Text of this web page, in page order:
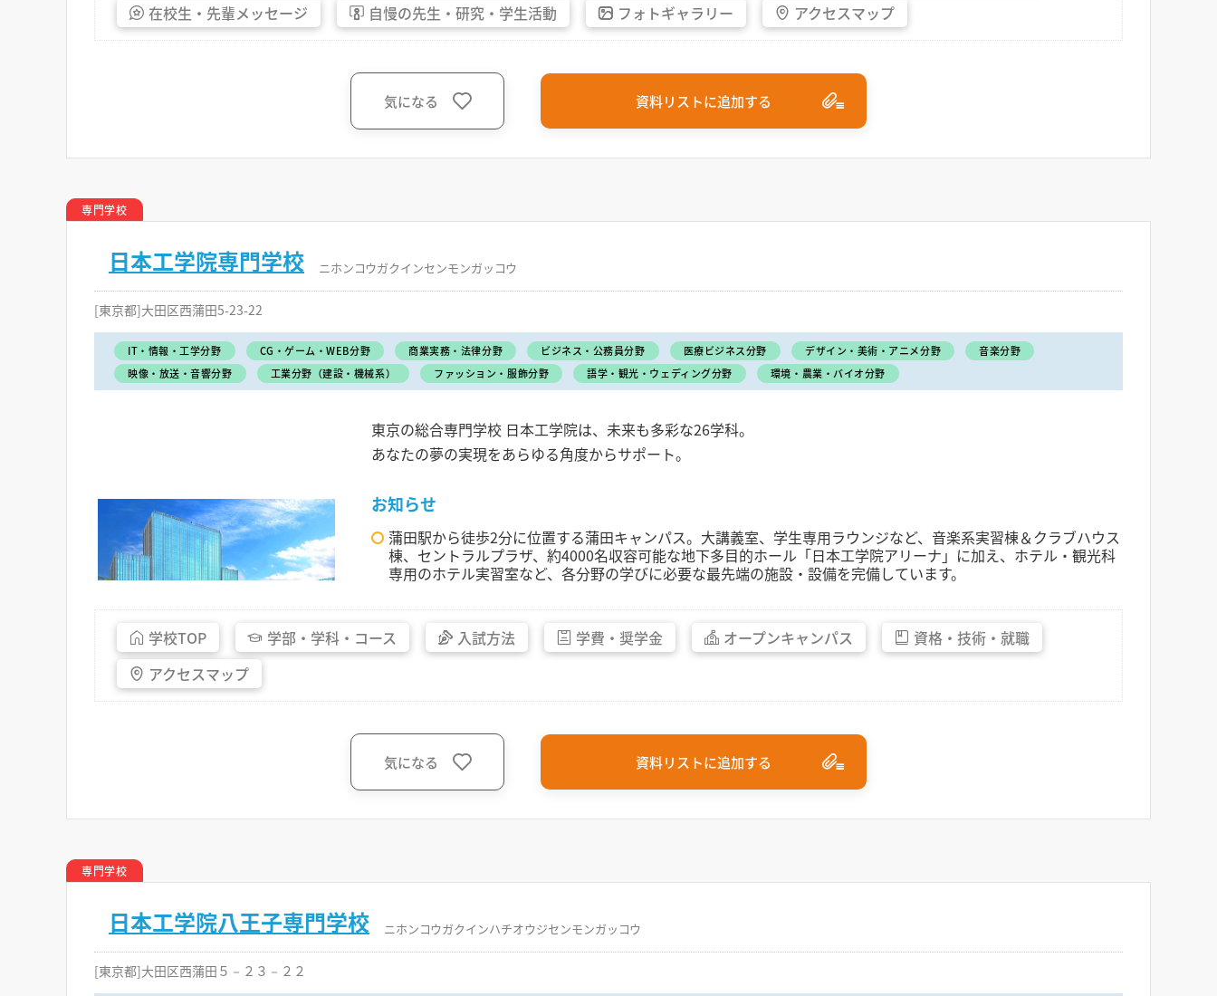
在校生・ 先輩メッセージ 自慢の先生・ 研究・ 学生活動 フォトギャラリー アクセスマップ
気になる 資料リストに追加する
専門学校
日本工学院専門学校 ニホンコウガクインセンモンガッコウ
[東京都]大田区西蒲田5-23-22
IT・情報・工学分野 CG・ゲーム・WEB分野 商業実務・法律分野 ビジネス・公務員分野 医療ビジネス分野 デザイン・美術・アニメ分野
音楽分野
映像・放送・音響分野
工業分野（建設・機械系） ファッション・服飾分野 語学・観光・ウェディング分野 環境・農業・バイオ分野
東京の総合専門学校 日本工学院は、未来も多彩な26学科。
あなたの夢の実現をあらゆる角度からサポート。
お知らせ
蒲田駅から徒歩2分に位置する蒲田キャンパス。大講義室、学生専用ラウンジなど、音楽系実習棟＆クラブハウス
棟、セントラルプラザ、約4000名収容可能な地下多目的ホール「日本工学院アリーナ」に加え、ホテル・観光科
専用のホテル実習室など、各分野の学びに必要な最先端の施設・設備を完備しています。
学校TOP 学部・ 学科・ コース 入試方法 学費・ 奨学金 オープンキャンパス 資格・ 技術・ 就職
アクセスマップ
気になる 資料リストに追加する
専門学校
日本工学院八王子専門学校 ニホンコウガクインハチオウジセンモンガッコウ
[東京都]大田区西蒲田５－２３－２２